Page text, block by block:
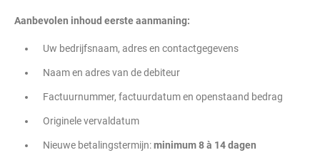
Aanbevolen inhoud eerste aanmaning:
Uw bedrijfsnaam, adres en contactgegevens
Naam en adres van de debiteur
Factuurnummer, factuurdatum en openstaand bedrag
Originele vervaldatum
Nieuwe betalingstermijn:minimum 8 à 14 dagen